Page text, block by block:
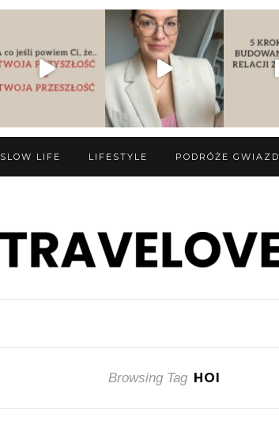
SLOW LIFE LIFESTYLE PODRÓŻE GWIAZD
Browsing Tag HOI